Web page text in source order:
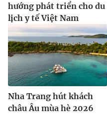
hướng phát triển cho du
lịch y tế Việt Nam
Nha Trang hút khách
châu Âu mùa hè 2026